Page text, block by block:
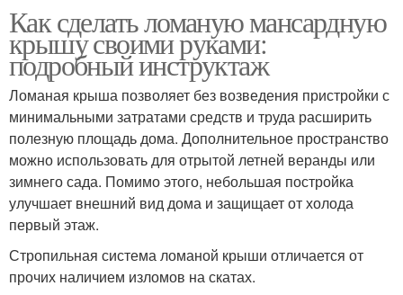
Как сделать ломаную мансардную
крышу своими руками:
подробный инструктаж
Ломаная крыша позволяет без возведения пристройки с
минимальными затратами средств и труда расширить
полезную площадь дома. Дополнительное пространство
можно использовать для отрытой летней веранды или
зимнего сада. Помимо этого, небольшая постройка
улучшает внешний вид дома и защищает от холода
первый этаж.
Стропильная система ломаной крыши отличается от
прочих наличием изломов на скатах.